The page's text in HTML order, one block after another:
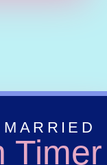
Timer